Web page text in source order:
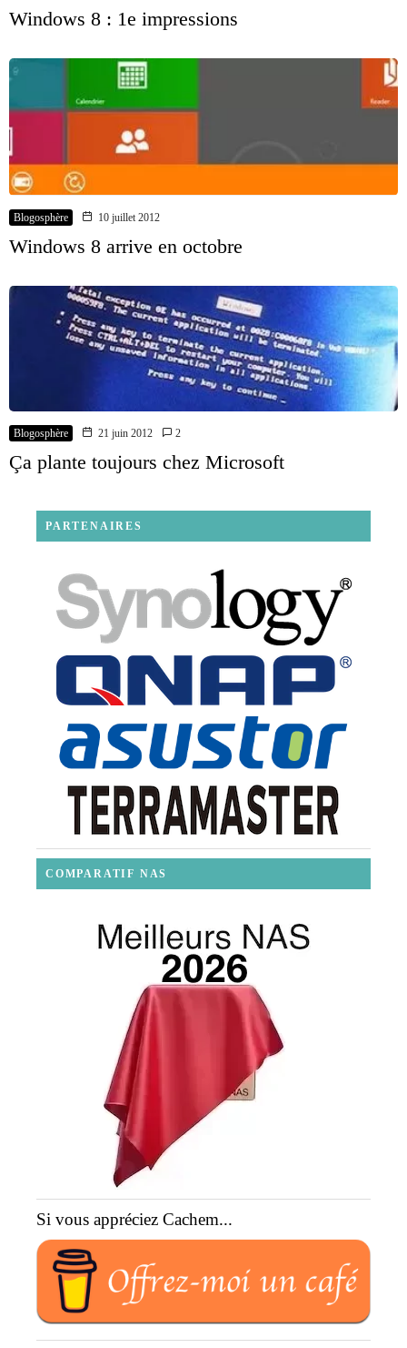
Windows 8 : 1e impressions
Blogosphère 10 juillet 2012
Windows 8 arrive en octobre
Blogosphère 21 juin 2012 2
Ça plante toujours chez Microsoft
PARTENAIRES
COMPARATIF NAS
Si vous appréciez Cachem...